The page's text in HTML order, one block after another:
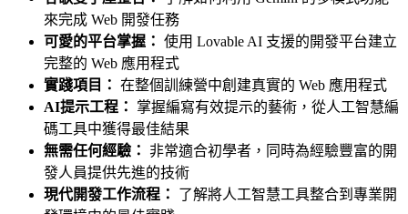
來完成 Web 開發任務
可愛的平台掌握： 使用 Lovable AI 支援的開發平台建立
完整的 Web 應用程式
實踐項目： 在整個訓練營中創建真實的 Web 應用程式
AI提示工程：
掌握編寫有效提示的藝術，從人工智慧編
碼工具中獲得最佳結果
無需任何經驗：
非常適合初學者，同時為經驗豐富的開
發人員提供先進的技術
現代開發工作流程：
了解將人工智慧工具整合到專業開